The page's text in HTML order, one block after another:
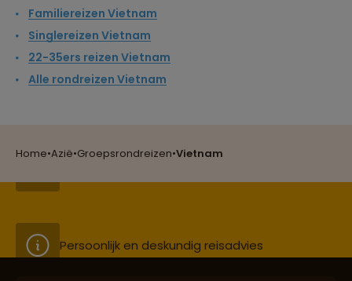
Home•Azië•Groepsrondreizen•Vietnam
Familiereizen Vietnam
Singlereizen Vietnam
22-35ers reizen Vietnam
Alle rondreizen Vietnam